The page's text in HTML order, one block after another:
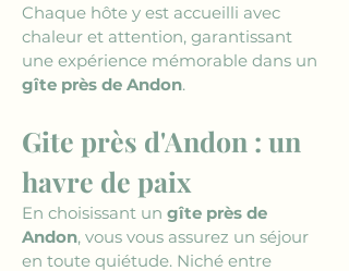
Chaque hôte y est accueilli avec
chaleur et attention, garantissant
une expérience mémorable dans un
gîte près de Andon.
Gite près d'Andon : un
havre de paix
En choisissant un gîte près de
Andon, vous vous assurez un séjour
en toute quiétude. Niché entre